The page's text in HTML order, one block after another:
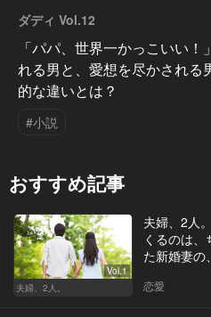
ダディ Vol.12
「パパ、世界一かっこいい！
れる男と、愛想を尽かされる
的な違いとは？
#小説
おすすめ記事
Vol.1
夫婦、2人。
夫婦、2人
くるのは
た新婚妻の
恋愛